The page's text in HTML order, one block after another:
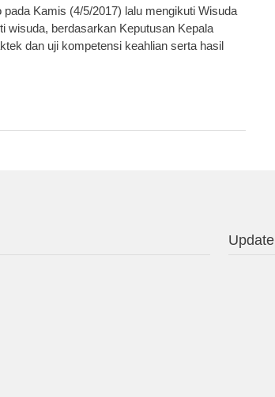
Kamis (4/5/2017) lalu mengikuti Wisuda
wisuda, berdasarkan Keputusan Kepala
dan uji kompetensi keahlian serta hasil
Update